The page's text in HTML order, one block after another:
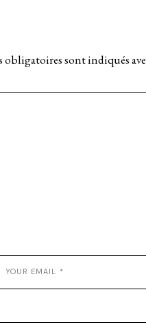
obligatoires sont indiqués